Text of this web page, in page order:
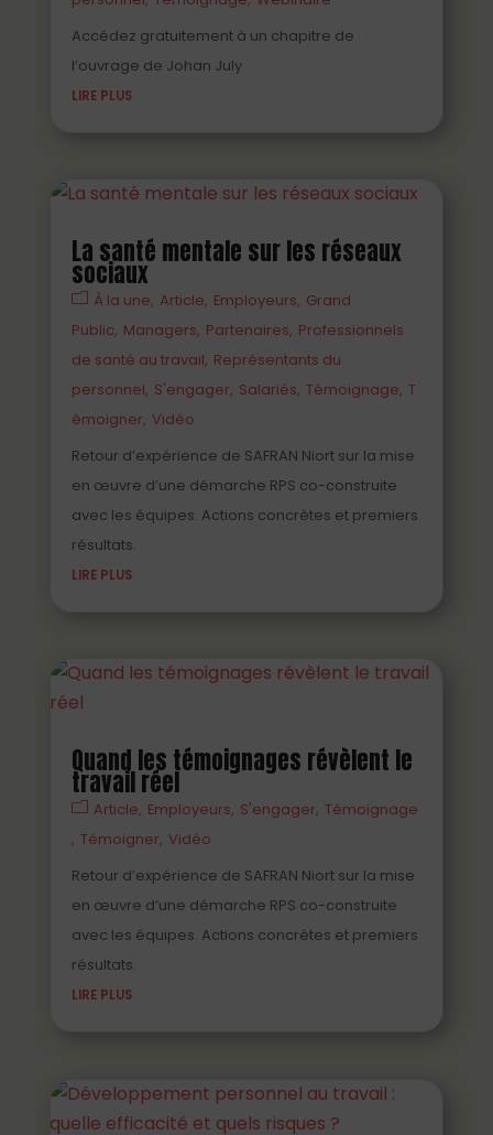
Accédez gratuitement à un chapitre de
l’ouvrage de Johan July
LIRE PLUS
La santé mentale sur les réseaux
sociaux
À la une Article Employeurs Grand
Public Managers Partenaires Professionnels
de santé au travail Représentants du
personnel S'engager Salariés Témoignage T
émoigner Vidéo
Retour d’expérience de SAFRAN Niort sur la mise
en œuvre d’une démarche RPS co-construite
avec les équipes. Actions concrètes et premiers
résultats.
LIRE PLUS
Quand les témoignages révèlent le
travail réel
Article Employeurs S'engager Témoignage
Témoigner Vidéo
Retour d’expérience de SAFRAN Niort sur la mise
en œuvre d’une démarche RPS co-construite
avec les équipes. Actions concrètes et premiers
résultats.
LIRE PLUS